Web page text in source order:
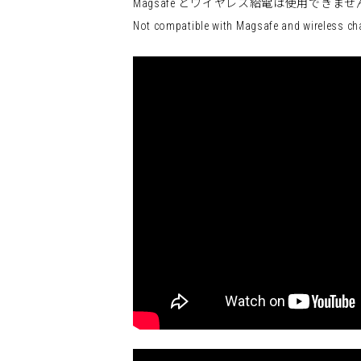
Magsafe とワイヤレス給電は使用できませ
Not compatible with Magsafe and wireless